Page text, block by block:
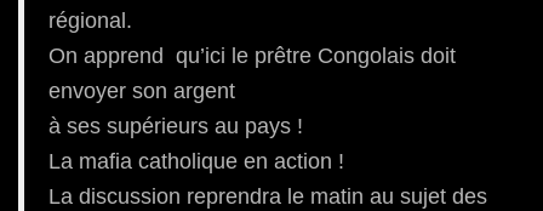
régional.
On apprend qu’ici le prêtre Congolais doit
envoyer son argent
à ses supérieurs au pays !
La mafia catholique en action !
La discussion reprendra le matin au sujet des